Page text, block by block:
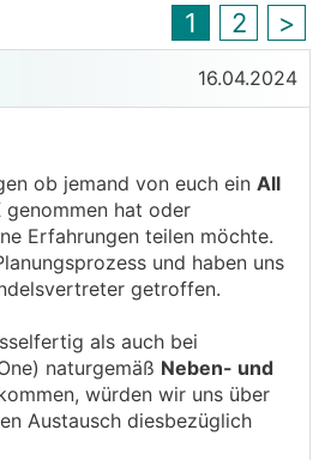
1 2 >
16.04.2024
ob jemand von euch ein All
genommen hat oder
Erfahrungen teilen möchte.
und haben uns
getroffen.
als auch bei
naturgemäß Neben- und
würden wir uns über
Austausch diesbezüglich